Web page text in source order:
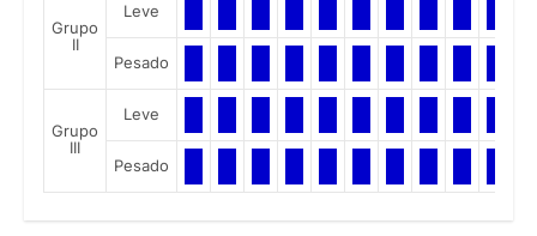
Grupo
II
Leve
Pesado
Grupo
III
Leve
Pesado